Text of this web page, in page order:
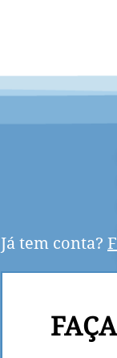
Já tem conta?